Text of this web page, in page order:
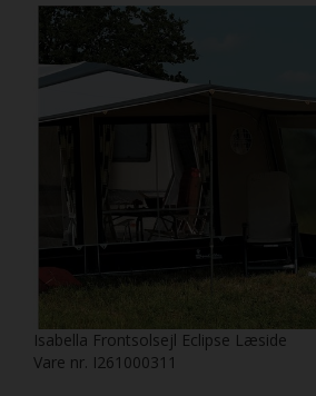
Isabella Frontsolsejl Eclipse Læside
Vare nr. I261000311